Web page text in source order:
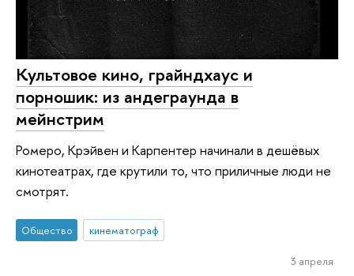
Культовое кино, грайндхаус и
порношик: из андеграунда в
мейнстрим
Ромеро, Крэйвен и Карпентер начинали в дешёвых
кинотеатрах, где крутили то, что приличные люди не
смотрят.
Общество кинематограф
3 апреля